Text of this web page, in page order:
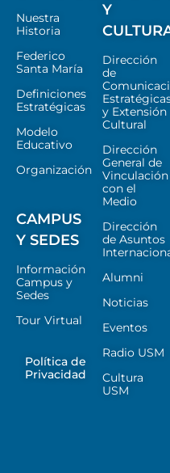
Nuestra
Historia
Federico
Santa María
Definiciones
Estratégicas
Modelo
Educativo
Organización
CAMPUS
Y SEDES
Información
Campus y
Sedes
Tour Virtual
Política de
Privacidad
Y
Dirección
de
y Extensión
Cultural
Dirección
General de
Vinculación
con el
Medio
Dirección
de Asuntos
Alumni
Noticias
Eventos
Radio USM
Cultura
USM